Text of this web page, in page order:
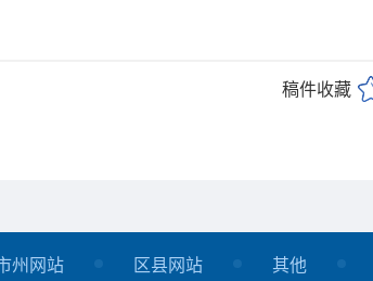
稿件收藏
州网站 区县网站 其他